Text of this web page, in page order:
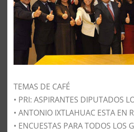
TEMAS DE CAFÉ
• PRI: ASPIRANTES DIPUTADOS
• ANTONIO IXTLAHUAC ESTA EN
• ENCUESTAS PARA TODOS LOS